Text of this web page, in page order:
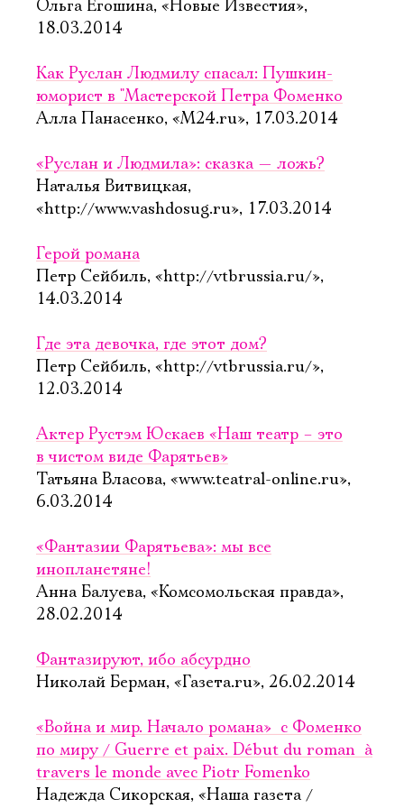
Ольга Егошина, «Новые Известия»,
18.03.2014
Как Руслан Людмилу спасал: Пушкин-
юморист в "Мастерской Петра Фоменко
Алла Панасенко, «М24.ru», 17.03.2014
«Руслан и Людмила»: сказка — ложь?
Наталья Витвицкая,
«http://www.vashdosug.ru», 17.03.2014
Герой романа
Петр Сейбиль, «http://vtbrussia.ru/»,
14.03.2014
Где эта девочка, где этот дом?
Петр Сейбиль, «http://vtbrussia.ru/»,
12.03.2014
Актер Рустэм Юскаев «Наш театр – это
в чистом виде Фарятьев»
Татьяна Власова, «www.teatral-online.ru»,
6.03.2014
«Фантазии Фарятьева»: мы все
инопланетяне!
Анна Балуева, «Комсомольская правда»,
28.02.2014
Фантазируют, ибо абсурдно
Николай Берман, «Газета.ru», 26.02.2014
«Война и мир. Начало романа»  с Фоменко
по миру / Guerre et paix. Début du roman  à
travers le monde avec Piotr Fomenko
Надежда Сикорская, «Наша газета /